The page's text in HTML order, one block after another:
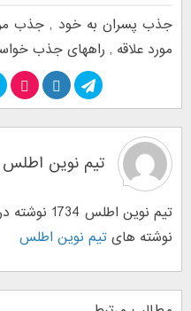
جذب پسران به خود , جذب
مورد علاقه , راههای جذب
تیم نوین اطلس
تیم نوین
نوشته های تیم نوین اطلس